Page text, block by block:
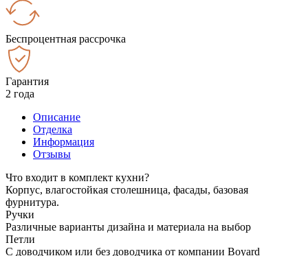
Беспроцентная рассрочка
Гарантия
2 года
Описание
Отделка
Информация
Отзывы
Что входит в комплект кухни?
Корпус, влагостойкая столешница, фасады, базовая
фурнитура.
Ручки
Различные варианты дизайна и материала на выбор
Петли
С доводчиком или без доводчика от компании Boyard